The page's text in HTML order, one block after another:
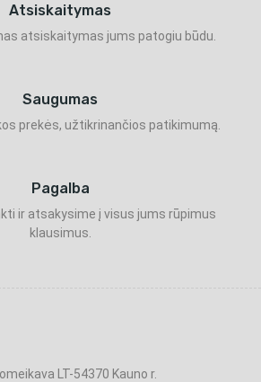
Atsiskaitymas
atsiskaitymas jums patogiu būdu.
Saugumas
prekės, užtikrinančios patikimumą.
Pagalba
ir atsakysime į visus jums rūpimus
klausimus.
LT-54370 Kauno r.